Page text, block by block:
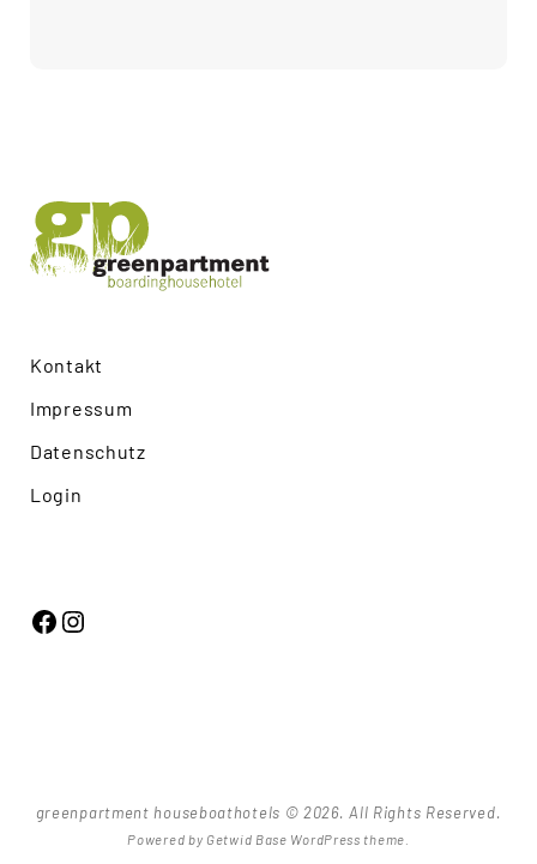
Kontakt
Impressum
Datenschutz
Login
Facebook
Instagram
greenpartment houseboathotels © 2026. All Rights Reserved.
Powered by Getwid Base WordPress theme.